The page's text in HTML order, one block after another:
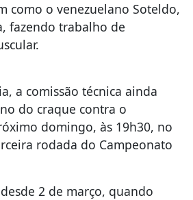
como o venezuelano Soteldo,
fazendo trabalho de
a comissão técnica ainda
do craque contra o
domingo, às 19h30, no
rodada do Campeonato
2 de março, quando